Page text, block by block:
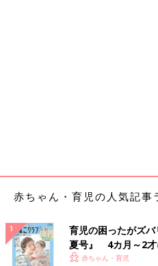
赤ちゃん・育児の人気記事
育児の困ったがズ
夏号』 4カ月～2才
いっぱい！
赤ちゃん・育児